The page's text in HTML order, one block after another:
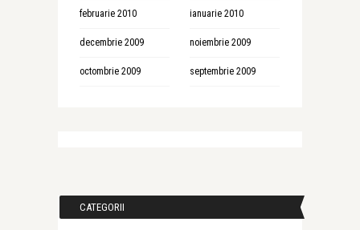
februarie 2010 ianuarie 2010
decembrie 2009 noiembrie 2009
octombrie 2009 septembrie 2009
CATEGORII